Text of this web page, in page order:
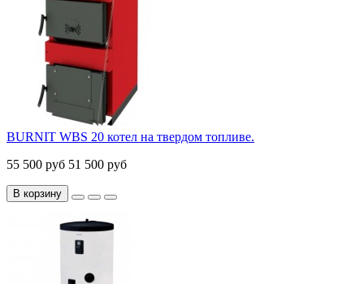
BURNIT WBS 20 котел на твердом топливе.
55 500 руб 51 500 руб
В корзину